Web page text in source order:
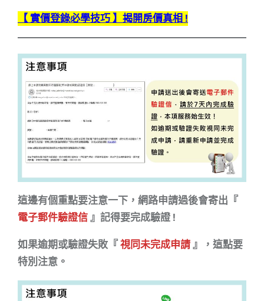
【 實價登錄必學技巧 】揭開房價真相 !
這邊有個重點要注意一下，網路申請過後會寄出『
電子郵件驗證信』記得要完成驗證 !
如果逾期或驗證失敗『視同未完成申請』，這點要
特別注意。